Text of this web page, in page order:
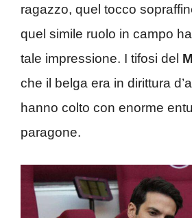
ragazzo, quel tocco
quel simile ruolo in campo
tale impressione. I tifosi del
che il belga era in dirittura
hanno colto con enorme
paragone.